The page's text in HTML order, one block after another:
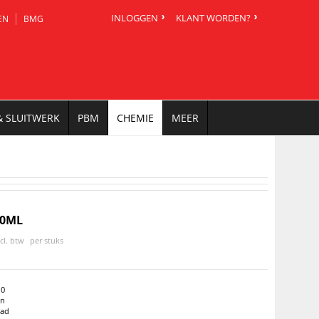
BMG INLOGGEN KLANT WORDEN?
SLUITWERK PBM CHEMIE MEER
btw per stuks